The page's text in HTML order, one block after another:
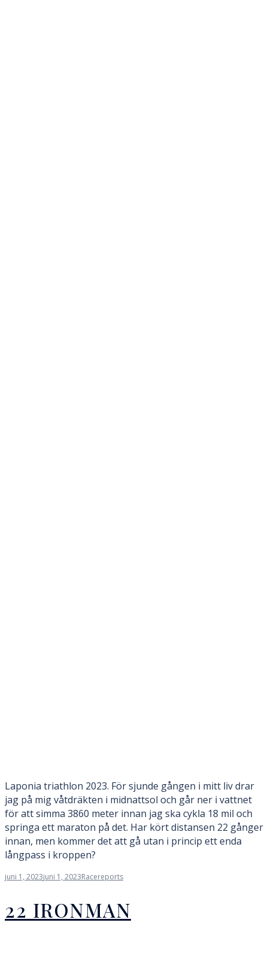
Laponia triathlon 2023. För sjunde gången i mitt liv drar
jag på mig våtdräkten i midnattsol och går ner i vattnet
för att simma 3860 meter innan jag ska cykla 18 mil och
springa ett maraton på det. Har kört distansen 22 gånger
innan, men kommer det att gå utan i princip ett enda
långpass i kroppen?
juni 1, 2023juni 1, 2023Racereports
22 IRONMAN